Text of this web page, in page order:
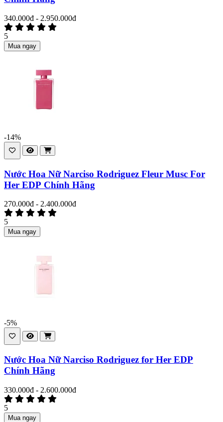
340.000đ - 2.950.000đ
5
Mua ngay
-14%
Nước Hoa Nữ Narciso Rodriguez Fleur Musc For
Her EDP Chính Hãng
270.000đ - 2.400.000đ
5
Mua ngay
-5%
Nước Hoa Nữ Narciso Rodriguez for Her EDP
Chính Hãng
330.000đ - 2.600.000đ
5
Mua ngay